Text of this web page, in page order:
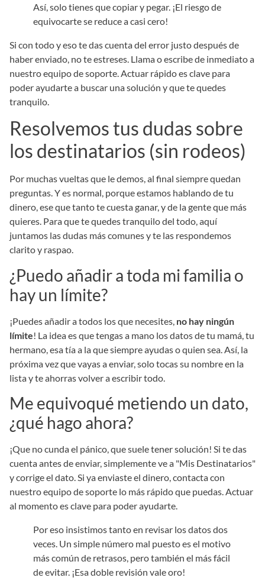
Así, solo tienes que copiar y pegar. ¡El riesgo de
equivocarte se reduce a casi cero!
Si con todo y eso te das cuenta del error justo después de
haber enviado, no te estreses. Llama o escribe de inmediato a
nuestro equipo de soporte. Actuar rápido es clave para
poder ayudarte a buscar una solución y que te quedes
tranquilo.
Resolvemos tus dudas sobre
los destinatarios (sin rodeos)
Por muchas vueltas que le demos, al final siempre quedan
preguntas. Y es normal, porque estamos hablando de tu
dinero, ese que tanto te cuesta ganar, y de la gente que más
quieres. Para que te quedes tranquilo del todo, aquí
juntamos las dudas más comunes y te las respondemos
clarito y raspao.
¿Puedo añadir a toda mi familia o
hay un límite?
¡Puedes añadir a todos los que necesites, no hay ningún
límite! La idea es que tengas a mano los datos de tu mamá, tu
hermano, esa tía a la que siempre ayudas o quien sea. Así, la
próxima vez que vayas a enviar, solo tocas su nombre en la
lista y te ahorras volver a escribir todo.
Me equivoqué metiendo un dato,
¿qué hago ahora?
¡Que no cunda el pánico, que suele tener solución! Si te das
cuenta antes de enviar, simplemente ve a "Mis Destinatarios"
y corrige el dato. Si ya enviaste el dinero, contacta con
nuestro equipo de soporte lo más rápido que puedas. Actuar
al momento es clave para poder ayudarte.
Por eso insistimos tanto en revisar los datos dos
veces. Un simple número mal puesto es el motivo
más común de retrasos, pero también el más fácil
de evitar. ¡Esa doble revisión vale oro!